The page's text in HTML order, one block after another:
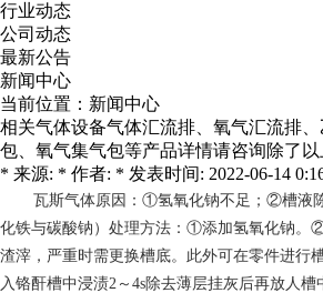
行业动态
公司动态
最新公告
新闻中心
当前位置： 新闻中心
相关气体设备气体汇流排、氧气汇流排
包、氧气集气包等产品详情请咨询除了
* 来源: * 作者: * 发表时间: 2022-06-14
瓦斯气体原因：①氢氧化钠不足；②槽液
化铁与碳酸钠）处理方法：①添加氢氧化钠。
渣滓，严重时需更换槽底。此外可在零件进行
入铬酐槽中浸渍2～4s除去薄层挂灰后再放人槽